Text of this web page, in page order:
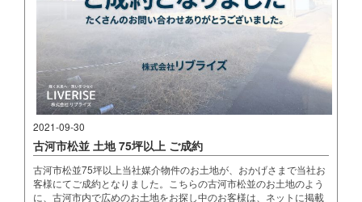
2021-09-30
古河市松並 土地 75坪以上 ご成約
古河市松並75坪以上当社媒介物件のお土地が、おかげさまで当社お
客様にてご成約となりました。こちらの古河市松並のお土地のよう
に、古河市内で広めのお土地をお探し中のお客様は、ネットに掲載